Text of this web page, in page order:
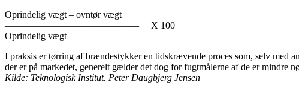
Oprindelig vægt – ovntør vægt
—————————————— X 100
Oprindelig vægt
I praksis er tørring af brændestykker en tidskrævende proces som, selv med
der er på markedet, generelt gælder det dog for fugtmålerne af de er mindre
Kilde: Teknologisk Institut. Peter Daugbjerg Jensen